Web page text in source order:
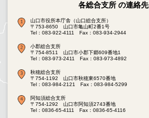
各総合支所 の連絡先
山口市役所本庁舎（山口総合支所）
〒753-8650 山口市亀山町2番1号
Tel：083-922-4111
Fax：083-934-2944
小郡総合支所
〒754-8511 山口市小郡下郷609番地1
Tel：083-973-2411
Fax：083-973-4892
秋穂総合支所
〒754-1192 山口市秋穂東6570番地
Tel：083-984-2121
Fax：083-984-5299
阿知須総合支所
〒754-1292 山口市阿知須2743番地
Tel：0836-65-4111
Fax：0836-65-4116